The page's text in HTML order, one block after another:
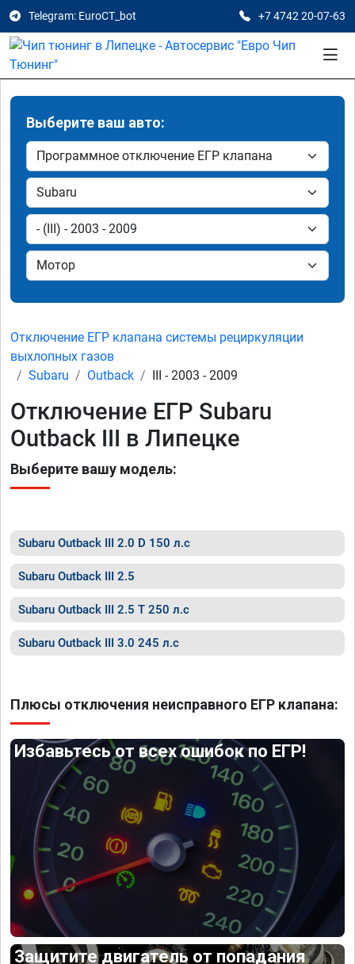
Telegram: EuroCT_bot +7 4742 20-07-63
Выберите ваш авто:
Отключение ЕГР клапана системы рециркуляции
выхлопных газов
Subaru
Outback III - 2003 - 2009
Отключение ЕГР Subaru
Outback III в Липецке
Выберите вашу модель:
Subaru Outback III 2.0 D 150 л.с
Subaru Outback III 2.5
Subaru Outback III 2.5 T 250 л.с
Subaru Outback III 3.0 245 л.с
Плюсы отключения неисправного ЕГР клапана:
Избавьтесь от всех ошибок по ЕГР!
Защитите двигатель от попадания